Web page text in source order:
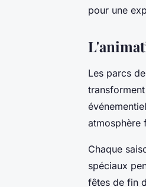
pour une
Les parcs
atmosphère
Chaque
spéciaux
fêtes de fin